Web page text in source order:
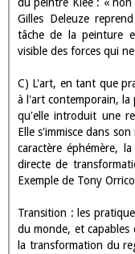
Gilles Deleuze
tâche de la peinture
visible des forces qui
C) L'art, en tant que
à l'art contemporain, la
qu'elle introduit une
Elle s'immisce dans
caractère éphémère,
directe de
Exemple de Tony
Transition : les
du monde, et
la transformation du